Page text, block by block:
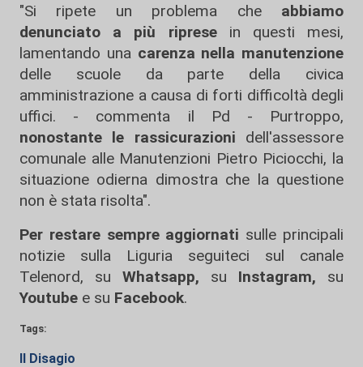
"Si ripete un problema che abbiamo
denunciato a più ripresein questi mesi,
lamentando una carenza nella manutenzione
delle scuole da parte della civica
amministrazione a causa di forti difficoltà degli
uffici. - commenta il Pd - Purtroppo,
nonostante le rassicurazioni dell'assessore
comunale alle Manutenzioni Pietro Piciocchi, la
situazione odierna dimostra che la questione
non è stata risolta".
Per restare sempre aggiornati sulle principali
notizie sulla Liguria seguiteci sul canale
Telenord, su
Whatsapp, su Instagram, su
Youtube e su Facebook.
Tags:
Il Disagio